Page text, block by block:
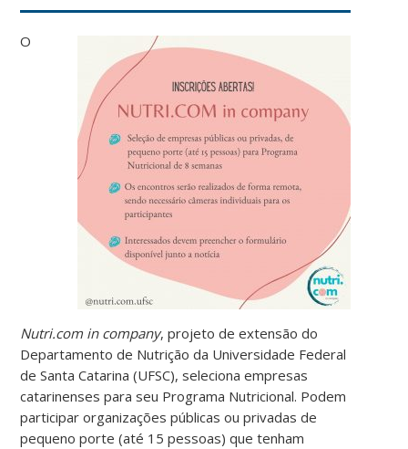
O
Nutri.com in company, projeto de extensão do
Departamento de Nutrição da Universidade Federal
de Santa Catarina (UFSC), seleciona empresas
catarinenses para seu Programa Nutricional. Podem
participar organizações públicas ou privadas de
pequeno porte (até 15 pessoas) que tenham